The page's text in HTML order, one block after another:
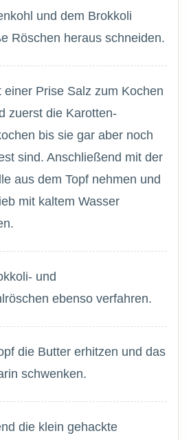
und dem Brokkoli
Röschen heraus schneiden.
einer Prise Salz zum Kochen
zuerst die Karotten-
bis sie gar aber noch
sind. Anschließend mit der
aus dem Topf nehmen und
mit kaltem Wasser
und
ebenso verfahren.
die Butter erhitzen und das
schwenken.
die klein gehackte